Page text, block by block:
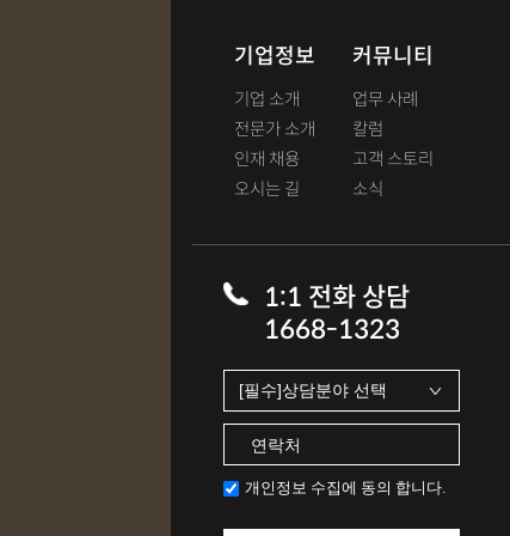
기업정보
기업 소개
전문가 소개
인재 채용
오시는 길
커뮤니티
업무 사례
칼럼
고객 스토리
소식
1:1 전화 상담
1668-1323
개인정보 수집에 동의 합니다.